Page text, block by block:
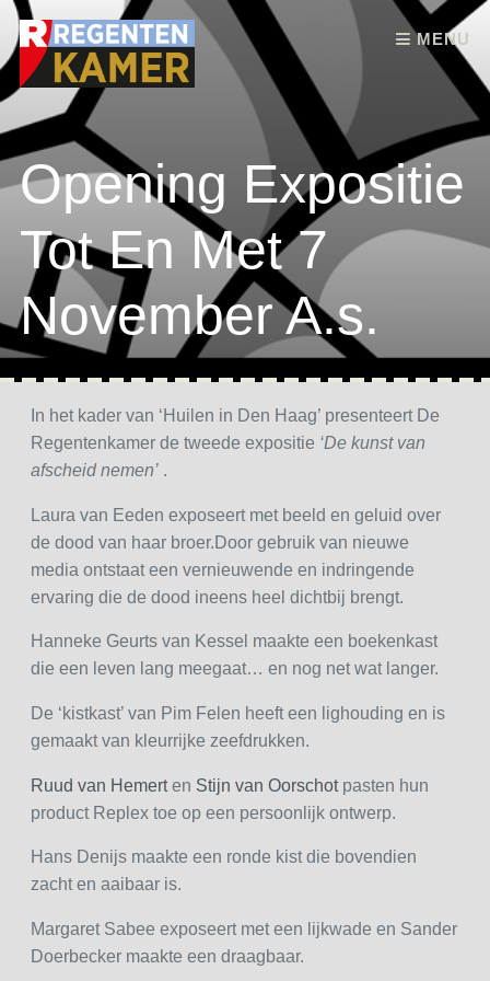
MENU
Skip to content
Opening Expositie
Tot En Met 7
November A.s.
In het kader van ‘Huilen in Den Haag’ presenteert De
Regentenkamer de tweede expositie ‘De kunst van
afscheid nemen’.
Laura van Eeden exposeert met beeld en geluid over
de dood van haar broer.Door gebruik van nieuwe
media ontstaat een vernieuwende en indringende
ervaring die de dood ineens heel dichtbij brengt.
Hanneke Geurts van Kessel maakte een boekenkast
die een leven lang meegaat… en nog net wat langer.
De ‘kistkast’ van Pim Felen heeft een lighouding en is
gemaakt van kleurrijke zeefdrukken.
Ruud van Hemerten Stijn van Oorschotpasten hun
product Replex toe op een persoonlijk ontwerp.
Hans Denijs maakte een ronde kist die bovendien
zacht en aaibaar is.
Margaret Sabee exposeert met een lijkwade en Sander
Doerbecker maakte een draagbaar.